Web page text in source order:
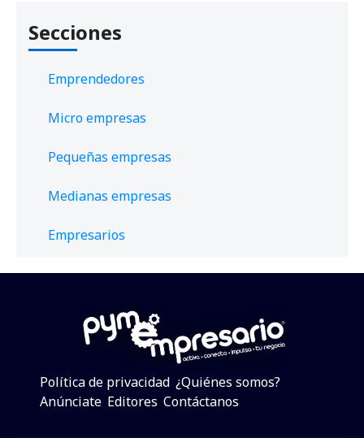
Secciones
Emprendedores
Micro empresas
Pequeñas empresas
Medianas empresas
Empresarios
Política de privacidad ¿Quiénes somos?
Anúnciate Editores Contáctanos